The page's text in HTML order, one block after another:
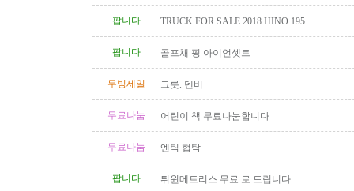
팝니다 TRUCK FOR SALE 2018 HINO 195
팝니다 골프채 핑 아이언셋트
무빙세일 그릇. 덴비
무료나눔 어린이 책 무료나눔합니다
무료나눔 엔틱 협탁
팝니다 튀윈메트리스 무료 로 드립니다